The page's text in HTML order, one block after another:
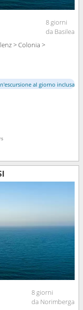
8 giorni
da Basilea
> Colonia >
al giorno inclusa
8 giorni
da Norimberga